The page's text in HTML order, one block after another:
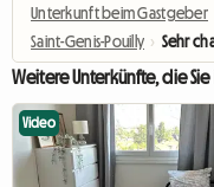
Unterkunft beim Gastgeber
Saint-Genis-Pouilly › Sehr
Weitere Unterkünfte, die
Video